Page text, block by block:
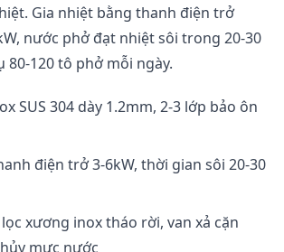
Gia nhiệt bằng thanh điện trở
nước phở đạt nhiệt sôi trong 20-30
120 tô phở mỗi ngày.
SUS 304 dày 1.2mm, 2-3 lớp bảo ôn
điện trở 3-6kW, thời gian sôi 20-30
xương inox tháo rời, van xả cặn
mực nước